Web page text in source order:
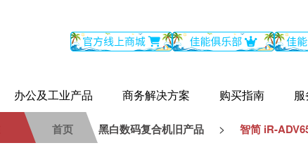
办公及工业产品 商务解决方案 购买指南
首页 黑白数码复合机旧产品 > 智简 iR-